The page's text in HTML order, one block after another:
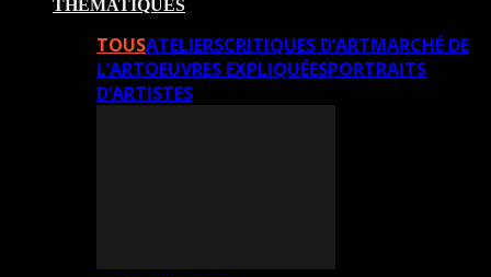
THÉMATIQUES
TOUSATELIERSCRITIQUES D’ARTMARCHÉ DE
L’ARTOEUVRES EXPLIQUÉESPORTRAITS
D’ARTISTES